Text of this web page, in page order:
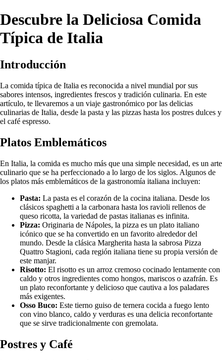
Descubre la Deliciosa Comida
Típica de Italia
Introducción
La comida típica de Italia es reconocida a nivel mundial por sus
sabores intensos, ingredientes frescos y tradición culinaria. En este
artículo, te llevaremos a un viaje gastronómico por las delicias
culinarias de Italia, desde la pasta y las pizzas hasta los postres dulces y
el café espresso.
Platos Emblemáticos
En Italia, la comida es mucho más que una simple necesidad, es un arte
culinario que se ha perfeccionado a lo largo de los siglos. Algunos de
los platos más emblemáticos de la gastronomía italiana incluyen:
Pasta: La pasta es el corazón de la cocina italiana. Desde los
clásicos spaghetti a la carbonara hasta los ravioli rellenos de
queso ricotta, la variedad de pastas italianas es infinita.
Pizza: Originaria de Nápoles, la pizza es un plato italiano
icónico que se ha convertido en un favorito alrededor del
mundo. Desde la clásica Margherita hasta la sabrosa Pizza
Quattro Stagioni, cada región italiana tiene su propia versión de
este manjar.
Risotto: El risotto es un arroz cremoso cocinado lentamente con
caldo y otros ingredientes como hongos, mariscos o azafrán. Es
un plato reconfortante y delicioso que cautiva a los paladares
más exigentes.
Osso Buco: Este tierno guiso de ternera cocida a fuego lento
con vino blanco, caldo y verduras es una delicia reconfortante
que se sirve tradicionalmente con gremolata.
Postres y Café